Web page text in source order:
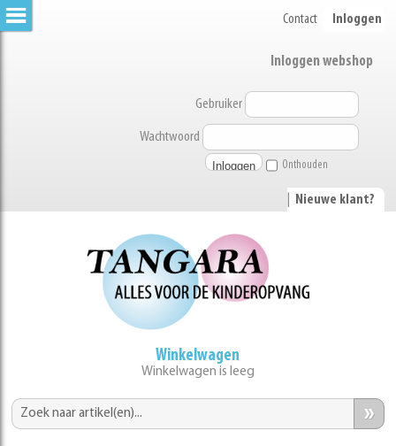
Contact Inloggen
Inloggen webshop
Gebruiker
Wachtwoord
Onthouden
Nieuwe klant?
Winkelwagen
Winkelwagen is leeg
»